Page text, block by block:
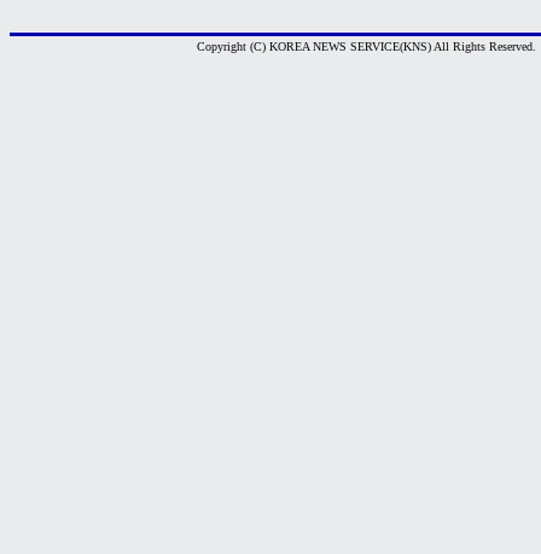
Copyright (C) KOREA NEWS SERVICE(KNS) All Rights Reserved.